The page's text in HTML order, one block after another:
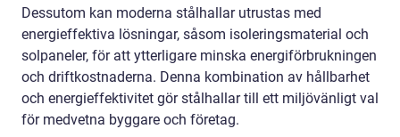
Dessutom kan moderna stålhallar utrustas med
energieffektiva lösningar, såsom isoleringsmaterial och
solpaneler, för att ytterligare minska energiförbrukningen
och driftkostnaderna. Denna kombination av hållbarhet
och energieffektivitet gör stålhallar till ett miljövänligt val
för medvetna byggare och företag.